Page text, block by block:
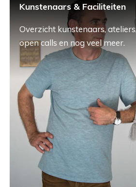
Kunstenaars & Faciliteiten
Overzicht kunstenaars,
open calls en nog veel meer.